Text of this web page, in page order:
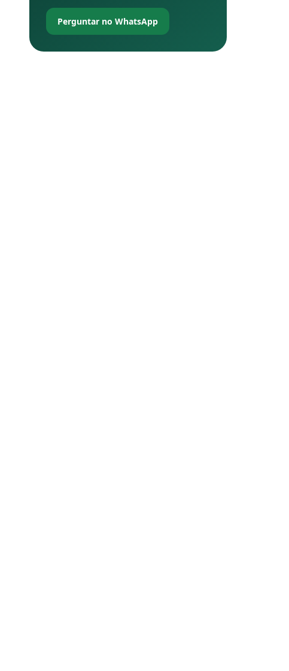
Perguntar no WhatsApp